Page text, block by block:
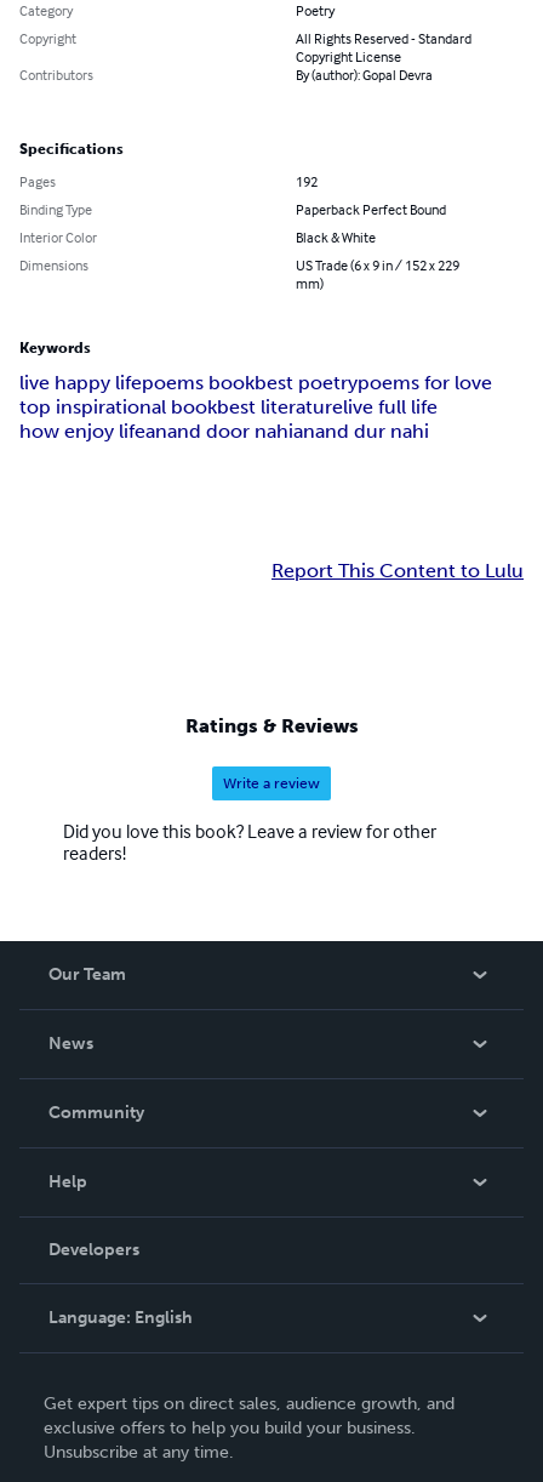
Category
Poetry
Copyright
All Rights Reserved - Standard
Copyright License
Contributors
By (author): Gopal Devra
Specifications
Pages
192
Binding Type
Paperback Perfect Bound
Interior Color
Black & White
Dimensions
US Trade (6 x 9 in / 152 x 229
mm)
Keywords
live happy lifepoems bookbest poetrypoems for love
top inspirational bookbest literaturelive full life
how enjoy lifeanand door nahianand dur nahi
Report This Content to Lulu
Ratings & Reviews
Write a review
Did you love this book? Leave a review for other
readers!
Our Team
News
In The News
Community
Podcast
Help
Order Lookup
Knowledge Base
Contact Support
Developers
Language: English
Deutsch
Français
Get expert tips on direct sales, audience growth, and
exclusive offers to help you build your business.
Unsubscribe at any time.